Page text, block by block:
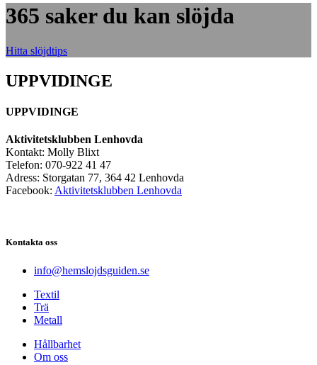
365 saker du kan slöjda
Hitta slöjdtips
UPPVIDINGE
UPPVIDINGE
Aktivitetsklubben Lenhovda
Kontakt: Molly Blixt
Telefon: 070-922 41 47
Adress: Storgatan 77, 364 42 Lenhovda
Facebook: Aktivitetsklubben Lenhovda
Kontakta oss
info@hemslojdsguiden.se
Textil
Trä
Metall
Hållbarhet
Om oss